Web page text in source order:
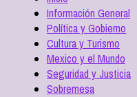
Información General
Política y Gobierno
Cultura y Turismo
Mexico y el Mundo
Seguridad y Justicia
Sobremesa